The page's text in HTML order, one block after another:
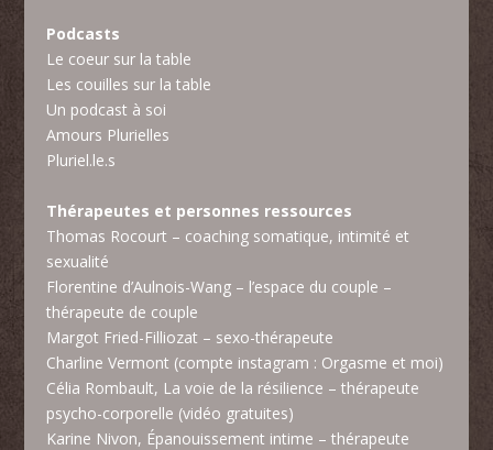
Podcasts
Le coeur sur la table
Les couilles sur la table
Un podcast à soi
Amours Plurielles
Pluriel.le.s
Thérapeutes et personnes ressources
Thomas Rocourt – coaching somatique, intimité et
sexualité
Florentine d’Aulnois-Wang – l’espace du couple –
thérapeute de couple
Margot Fried-Filliozat – sexo-thérapeute
Charline Vermont (compte instagram : Orgasme et moi)
Célia Rombault, La voie de la résilience – thérapeute
psycho-corporelle (vidéo gratuites)
Karine Nivon, Épanouissement intime – thérapeute